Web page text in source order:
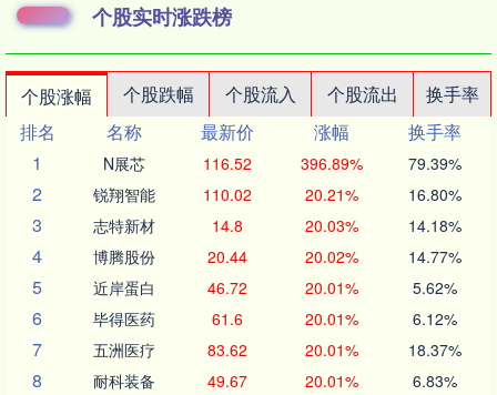
个股实时涨跌榜
个股涨幅 个股跌幅 个股流入 个股流出
换手率
排名
名称 最新价 涨幅
换手率
1
N展芯 116.52 396.89% 79.39%
2 锐翔智能 110.02 20.21% 16.80%
3 志特新材 14.8 20.03% 14.18%
4 博腾股份 20.44 20.02% 14.77%
5 近岸蛋白 46.72 20.01% 5.62%
6 毕得医药 61.6 20.01% 6.12%
7 五洲医疗 83.62 20.01% 18.37%
8 耐科装备 49.67 20.01% 6.83%